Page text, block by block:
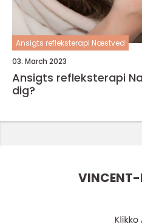
Ansigts refleksterapi Næstved
03. March 2023
Ansigts refleksterapi
dig?